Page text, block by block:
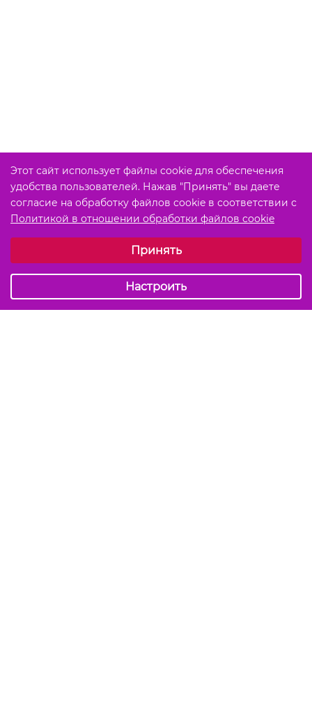
Этот сайт использует файлы cookie для обеспечения
удобства пользователей. Нажав "Принять" вы даете
согласие на обработку файлов cookie в соответствии с
Политикой в отношении обработки файлов cookie
Обязательные (технические)Принять
Настроить